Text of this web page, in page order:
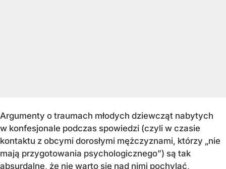
Argumenty o traumach młodych dziewcząt nabytych
w konfesjonale podczas spowiedzi (czyli w czasie
kontaktu z obcymi dorosłymi mężczyznami, którzy „nie
mają przygotowania psychologicznego”) są tak
absurdalne, że nie warto się nad nimi pochylać,